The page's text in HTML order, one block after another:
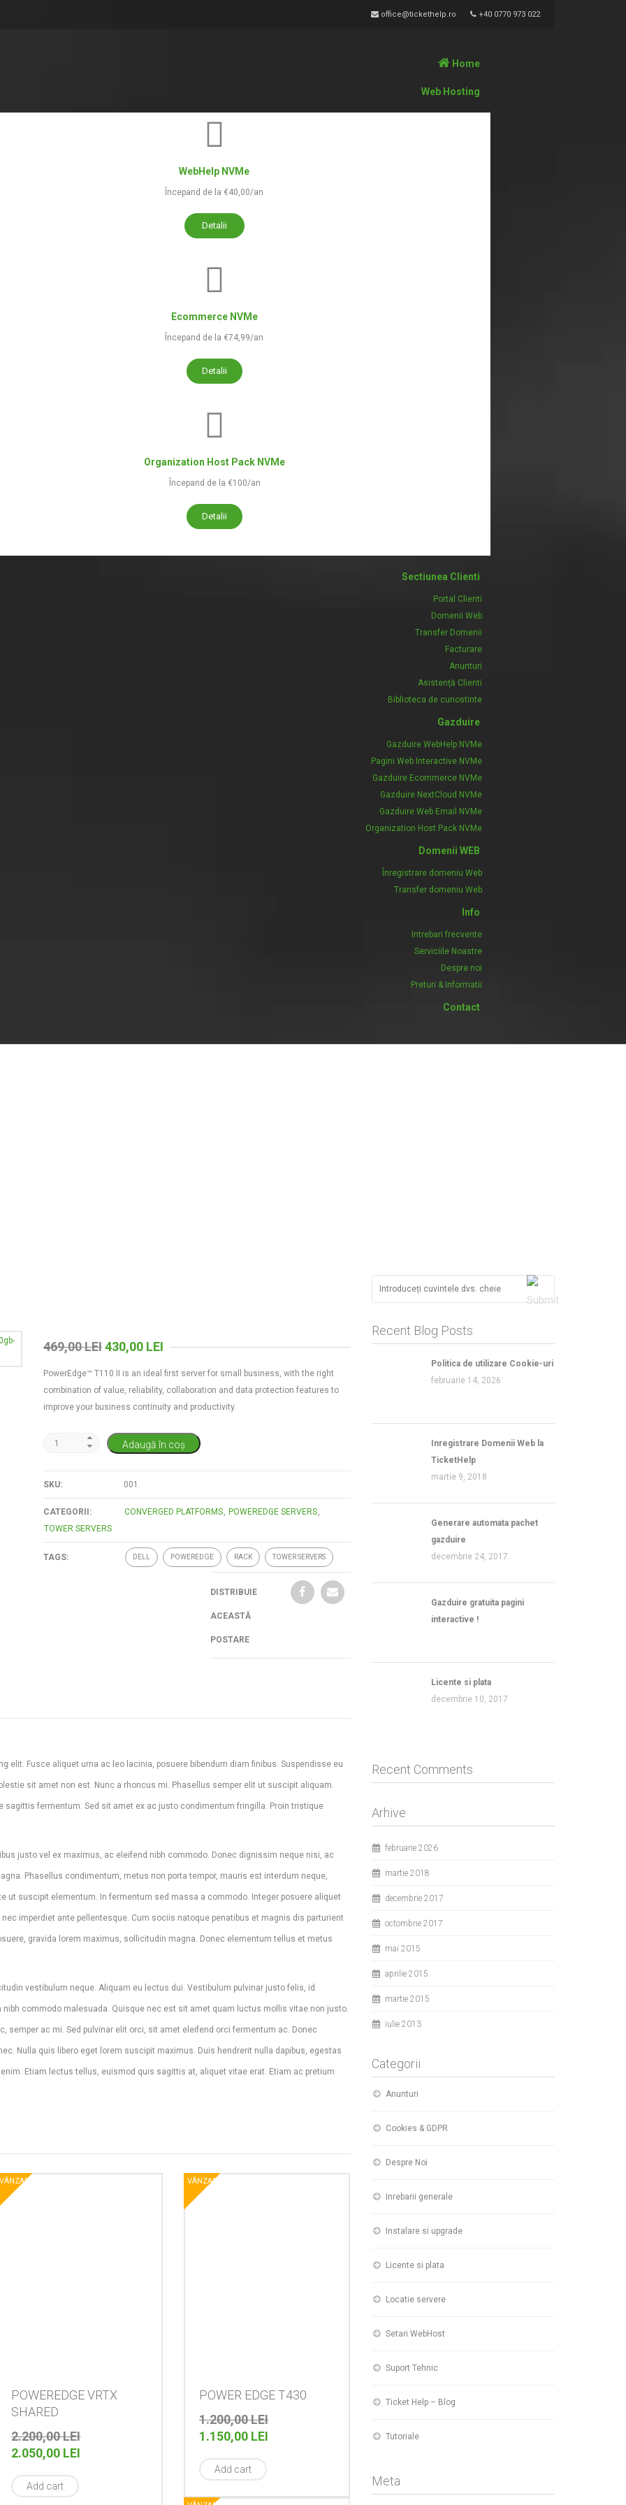
office@tickethelp.ro +40 0770 973 022
Home
Web Hosting
WebHelp NVMe
Începand de la €40,00/an
Detalii
Ecommerce NVMe
Începand de la €74,99/an
Detalii
Organization Host Pack NVMe
Începand de la €100/an
Detalii
Sectiunea Clienti
Portal Clienti
Domenii Web
Transfer Domenii
Facturare
Anunturi
Asistență Clienti
Biblioteca de cunostinte
Gazduire
Gazduire WebHelp NVMe
Pagini Web Interactive NVMe
Gazduire Ecommerce NVMe
Gazduire NextCloud NVMe
Gazduire Web Email NVMe
Organization Host Pack NVMe
Domenii WEB
Înregistrare domeniu Web
Transfer domeniu Web
Info
Intrebari frecvente
Serviciile Noastre
Despre noi
Preturi & Informatii
Contact
469,00LEI PREȚUL
A
FOST:
469,00 LEI.
430,00 LEIPREȚUL
ESTE:
430,00 LEI.
PowerEdge™ T110 II is an ideal first server for small business, with the right
combination of value, reliability, collaboration and data protection features to
improve your business continuity and productivity.
Adaugă în coș
SKU: 001 .
CATEGORII: CONVERGED PLATFORMS, POWEREDGE SERVERS,
TOWER SERVERS
TAGS: DELL POWEREDGE RACK TOWER SERVERS
DISTRIBUIE
ACEASTĂ
POSTARE
elit. Fusce aliquet urna ac leo lacinia, posuere bibendum diam finibus. Suspendisse eu
sit amet non est. Nunc a rhoncus mi. Phasellus semper elit ut suscipit aliquam.
sagittis fermentum. Sed sit amet ex ac justo condimentum fringilla. Proin tristique
justo vel ex maximus, ac eleifend nibh commodo. Donec dignissim neque nisi, ac
Phasellus condimentum, metus non porta tempor, mauris est interdum neque,
ut suscipit elementum. In fermentum sed massa a commodo. Integer posuere aliquet
imperdiet ante pellentesque. Cum sociis natoque penatibus et magnis dis parturient
gravida lorem maximus, sollicitudin magna. Donec elementum tellus et metus
vestibulum neque. Aliquam eu lectus dui. Vestibulum pulvinar justo felis, id
commodo malesuada. Quisque nec est sit amet quam luctus mollis vitae non justo.
semper ac mi. Sed pulvinar elit orci, sit amet eleifend orci fermentum ac. Donec
Nulla quis libero eget lorem suscipit maximus. Duis hendrerit nulla dapibus, egestas
Etiam lectus tellus, euismod quis sagittis at, aliquet vitae erat. Etiam ac pretium
VÂNZARE!
POWEREDGE VRTX
SHARED
2.200,00LEIPREȚUL
2.050,00 LEI
Add cart
VÂNZARE!
POWER EDGE T430
1.200,00LEIPREȚUL
INIȚIAL
1.150,00 LEIPREȚUL
Add cart
Recent Blog Posts
Politica de utilizare Cookie-uri
februarie 14, 2026
Inregistrare Domenii Web la
TicketHelp
martie 9, 2018
Generare automata pachet
gazduire
decembrie 24, 2017
Gazduire gratuita pagini
interactive !
Licente si plata
decembrie 10, 2017
Recent Comments
Arhive
februarie 2026
martie 2018
decembrie 2017
octombrie 2017
mai 2015
aprilie 2015
martie 2015
iulie 2013
Categorii
Anunturi
Cookies & GDPR
Despre Noi
Inrebarii generale
Instalare si upgrade
Licente si plata
Locatie servere
Setari WebHost
Suport Tehnic
Ticket Help – Blog
Tutoriale
Meta